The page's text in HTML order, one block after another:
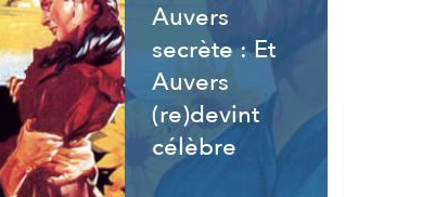
Auvers
secrète : Et
Auvers
(re)devint
célèbre